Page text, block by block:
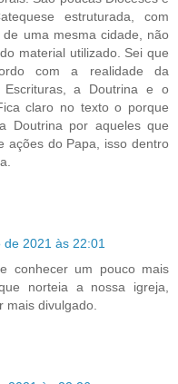
estruturada, com
uma mesma cidade, não
material utilizado. Sei que
com a realidade da
Escrituras, a Doutrina e o
claro no texto o porque
Doutrina por aqueles que
ações do Papa, isso dentro
2021 às 22:01
conhecer um pouco mais
norteia a nossa igreja,
mais divulgado.